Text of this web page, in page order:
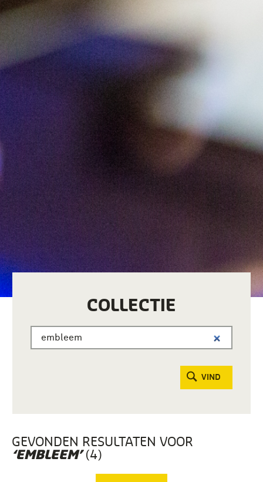
COLLECTIE
VIND
GEVONDEN RESULTATEN VOOR
‘EMBLEEM’(4)